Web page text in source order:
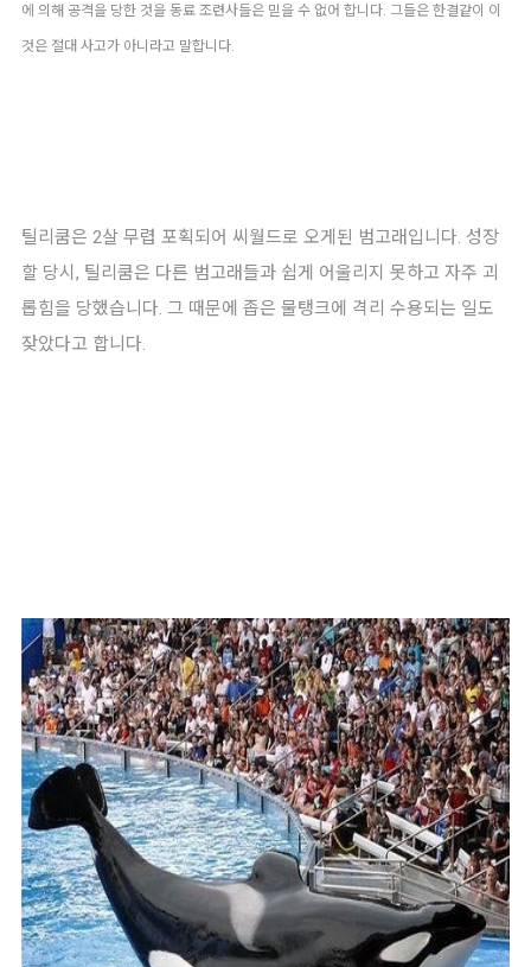
에 의해 공격을 당한 것을 동료 조련사들은 믿을 수 없어 합니다. 그들은 한결같이 이
것은 절대 사고가 아니라고 말합니다.
틸리쿰은 2살 무렵 포획되어 씨월드로 오게된 범고래입니다. 성장
할 당시, 틸리쿰은 다른 범고래들과 쉽게 어울리지 못하고 자주 괴
롭힘을 당했습니다. 그 때문에 좁은 물탱크에 격리 수용되는 일도
잦았다고 합니다.